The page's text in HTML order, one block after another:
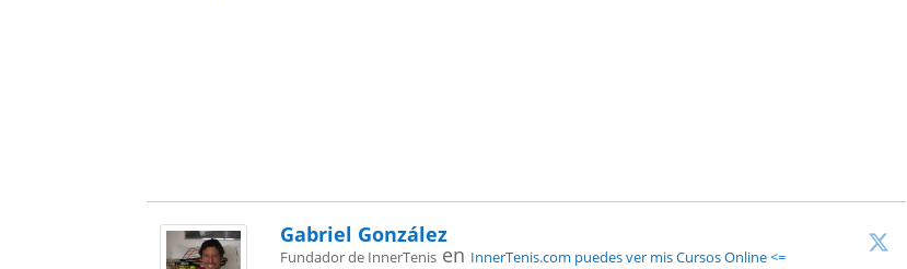
Gabriel González
Fundador de InnerTenis en InnerTenis.com puedes ver mis Cursos Online <=